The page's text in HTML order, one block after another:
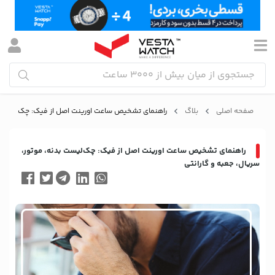
صفحه اصلی بلاگ راهنمای تشخیص ساعت اورینت اصل از فیک: چک‌لیست
راهنمای تشخیص ساعت اورینت اصل از فیک: چک‌لیست بدنه، موتور،
سریال، جعبه و گارانتی